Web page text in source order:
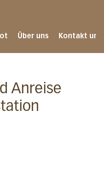
Über uns Kontakt und
Anreise